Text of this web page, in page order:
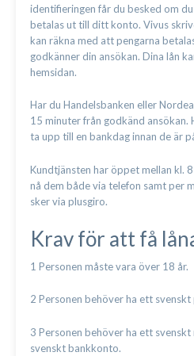
identifieringen får du besked om
betalas ut till ditt konto. Vivus
kan räkna med att pengarna
godkänner din ansökan. Dina lån
hemsidan.
Har du Handelsbanken eller
15 minuter från godkänd ansökan.
ta upp till en bankdag innan de är
Kundtjänsten har öppet mellan kl.
nå dem både via telefon samt per
sker via plusgiro.
Krav för att få
1 Personen måste vara över 18 år.
2 Personen behöver ha ett svenskt
3 Personen behöver ha ett
svenskt bankkonto.